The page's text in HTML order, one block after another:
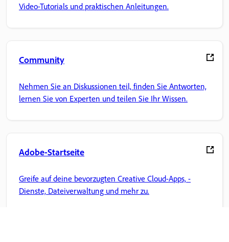
Video-Tutorials und praktischen Anleitungen.
Community
Nehmen Sie an Diskussionen teil, finden Sie Antworten,
lernen Sie von Experten und teilen Sie Ihr Wissen.
Adobe-Startseite
Greife auf deine bevorzugten Creative Cloud-Apps, -
Dienste, Dateiverwaltung und mehr zu.